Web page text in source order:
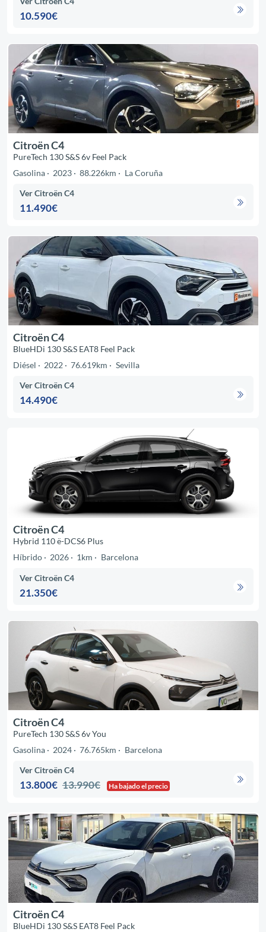
10.590€
Citroën C4
PureTech 130 S&S 6v Feel Pack
Gasolina
2023 88.226km La Coruña
Ver Citroën C4
11.490€
Citroën C4
BlueHDi 130 S&S EAT8 Feel Pack
Diésel
2022 76.619km Sevilla
Ver Citroën C4
14.490€
Citroën C4
Hybrid 110 ë-DCS6 Plus
Híbrido
2026 1km Barcelona
Ver Citroën C4
21.350€
Citroën C4
PureTech 130 S&S 6v You
Gasolina
2024 76.765km Barcelona
Ver Citroën C4
13.800€ 13.990€ Ha bajado el precio
Citroën C4
BlueHDi 130 S&S EAT8 Feel Pack